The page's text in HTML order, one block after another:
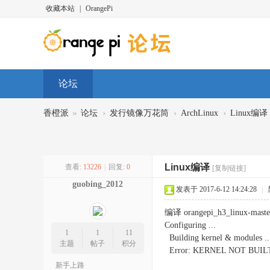
收藏本站 OrangePi
论坛
香橙派 » 论坛 › 发行镜像万花筒 › ArchLinux › Linux编译
查看: 13226 回复: 0 Linux编译 [复制链接]
guobing_2012
1
主题
1
帖子
11
积分
新手上路
发表于 2017-6-12 14:24:28
编译 orangepi_h3_linux-
Configuring ...
Building kernel & modules
Error: KERNEL NOT